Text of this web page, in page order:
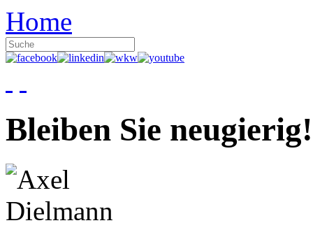
Home
Bleiben Sie neugierig!